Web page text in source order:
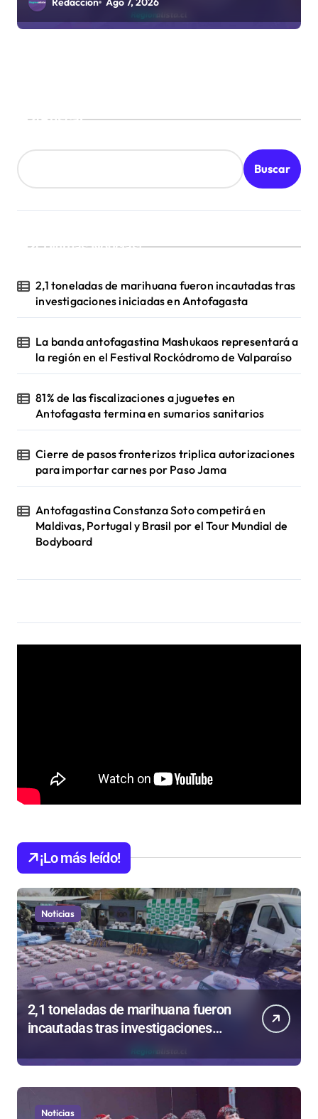
Buscar
Buscar
¡Ultimas Noticias!
2,1 toneladas de marihuana fueron incautadas tras
investigaciones iniciadas en Antofagasta
La banda antofagastina Mashukaos representará a
la región en el Festival Rockódromo de Valparaíso
81% de las fiscalizaciones a juguetes en
Antofagasta termina en sumarios sanitarios
Cierre de pasos fronterizos triplica autorizaciones
para importar carnes por Paso Jama
Antofagastina Constanza Soto competirá en
Maldivas, Portugal y Brasil por el Tour Mundial de
Bodyboard
¡Lo más leído!
Noticias
2,1 toneladas de marihuana fueron
incautadas tras investigaciones
Noticias